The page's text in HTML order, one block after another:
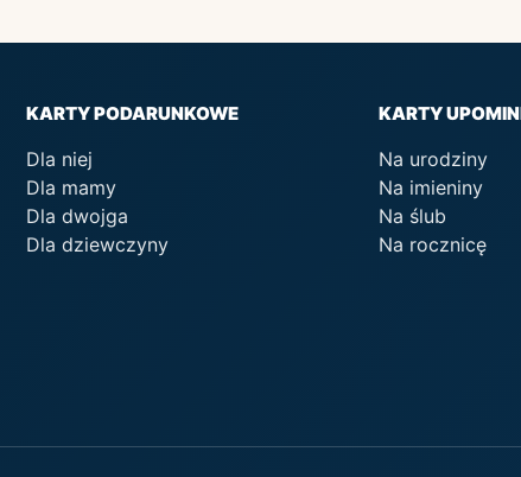
KARTY PODARUNKOWE
Dla niej
Dla mamy
Dla dwojga
Dla dziewczyny
KARTY
Na urodziny
Na imieniny
Na ślub
Na rocznicę